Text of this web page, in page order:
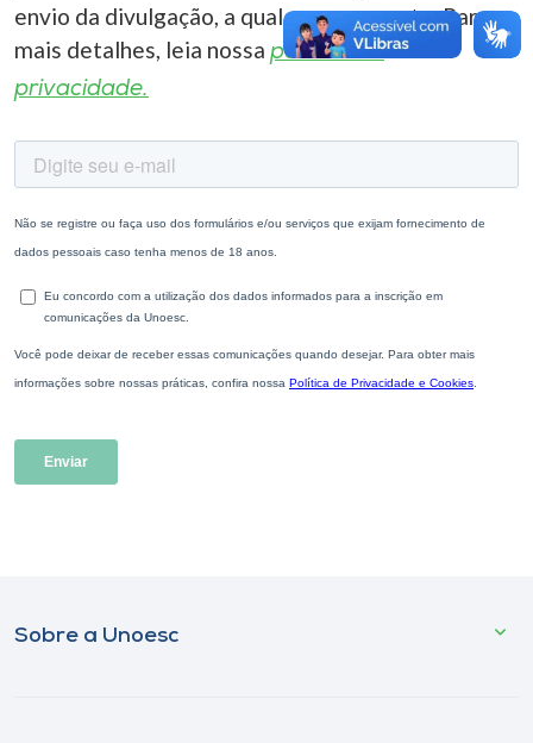
envio da divulgação, a qualquer momento. Para
mais detalhes, leia nossa política de
privacidade.
Sobre a Unoesc